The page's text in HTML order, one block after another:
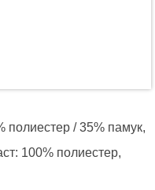
полиестер / 35% памук,
100% полиестер,